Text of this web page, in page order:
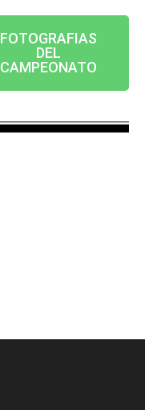
FOTOGRAFIAS
DEL
CAMPEONATO